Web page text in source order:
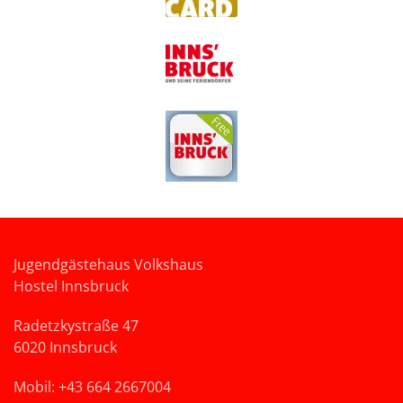
Jugendgästehaus Volkshaus
Hostel Innsbruck
Radetzkystraße 47
6020 Innsbruck
Mobil: +43 664 2667004